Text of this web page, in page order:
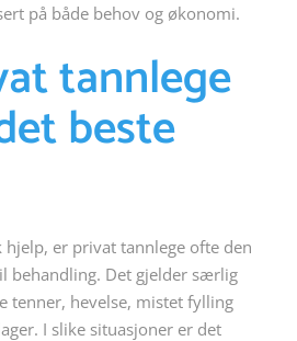
på både behov og økonomi.
tannlege
beste
hjelp, er privat tannlege ofte den
behandling. Det gjelder særlig
tenner, hevelse, mistet fylling
I slike situasjoner er det